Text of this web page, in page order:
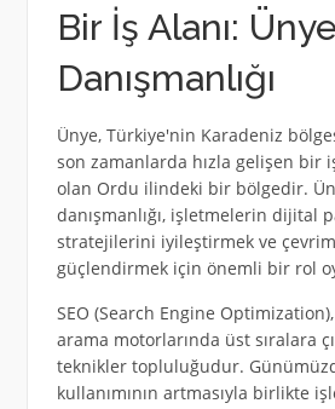
Bir İş Alanı:
Danışmanlığı
Ünye, Türkiye'nin Karadeniz
son zamanlarda hızla gelişen bir
olan Ordu ilindeki bir bölgedir.
danışmanlığı, işletmelerin dijital
stratejilerini iyileştirmek ve
güçlendirmek için önemli bir rol
SEO (Search Engine
arama motorlarında üst sıralara
teknikler topluluğudur.
kullanımının artmasıyla birlikte